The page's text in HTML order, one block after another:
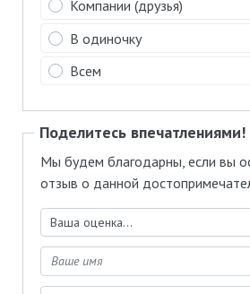
Поделитесь впечатлениями!
Мы будем благодарны, если вы
отзыв о данной
Компании (друзья)
В одиночку
Всем